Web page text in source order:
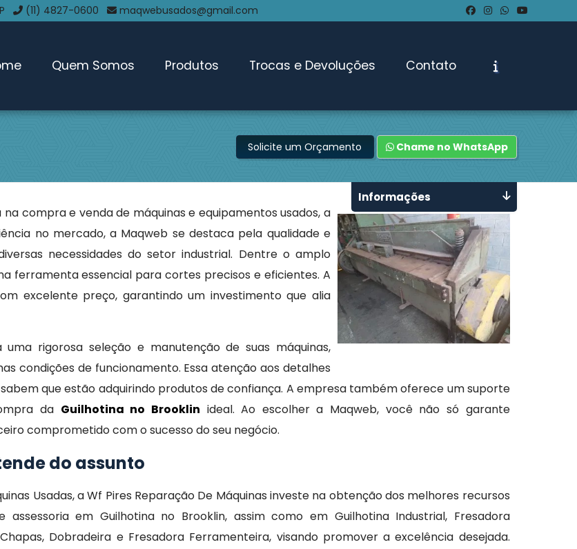
(11) 4827-0600 maqwebusados@gmail.com
Quem Somos Produtos Trocas e Devoluções Contato
Solicite um Orçamento Chame no WhatsApp
compra e venda de máquinas e equipamentos usados, a
no mercado, a Maqweb se destaca pela qualidade e
necessidades do setor industrial. Dentre o amplo
ferramenta essencial para cortes precisos e eficientes. A
excelente preço, garantindo um investimento que alia
rigorosa seleção e manutenção de suas máquinas,
condições de funcionamento. Essa atenção aos detalhes
que estão adquirindo produtos de confiança. A empresa também oferece um suporte
da Guilhotina no Brooklin ideal. Ao escolher a Maqweb, você não só garante
comprometido com o sucesso do seu negócio.
do assunto
Usadas, a Wf Pires Reparação De Máquinas investe na obtenção dos melhores recursos
em Guilhotina no Brooklin, assim como em Guilhotina Industrial, Fresadora
Dobradeira e Fresadora Ferramenteira, visando promover a excelência desejada.
Informações